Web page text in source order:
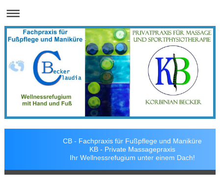
CB - Fachpraxis für Fußpflege und Maniküre
KB - Private Massagepraxis
Ihr Wellnessrefugium unter einem Dach!